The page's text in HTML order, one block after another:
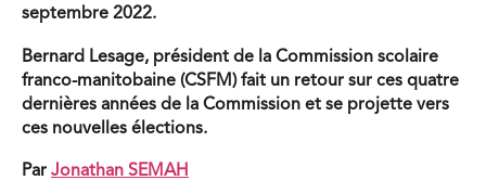
septembre 2022.
Bernard Lesage, président de la Commission scolaire
franco-manitobaine (CSFM) fait un retour sur ces quatre
dernières années de la Commission et se projette vers
ces nouvelles élections.
Par Jonathan SEMAH